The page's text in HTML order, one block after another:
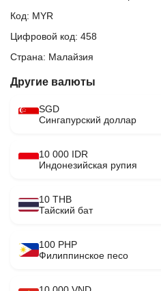
Код: MYR
Цифровой код: 458
Страна: Малайзия
Другие валюты
SGD
Сингапурский доллар
10 000 IDR
Индонезийская рупия
10 THB
Тайский бат
100 PHP
Филиппинское песо